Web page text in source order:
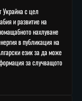
Украйна с цел
и развитие на
нахлуване
в публикация на
език за да може
за случващото